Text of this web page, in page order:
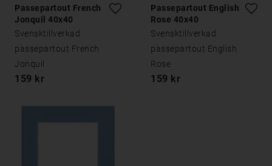
Passepartout French
Jonquil 40x40
Svensktillverkad
passepartout French
Jonquil
159 kr
Passepartout English
Rose 40x40
Svensktillverkad
passepartout English
Rose
159 kr